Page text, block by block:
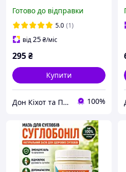
SeedComs 30 капсул на 1
місяць прийому
Готово до відправки
5.0 (1)
від25₴/міс
295₴
Купити
Дон Кіхот та Попелюшка 100%